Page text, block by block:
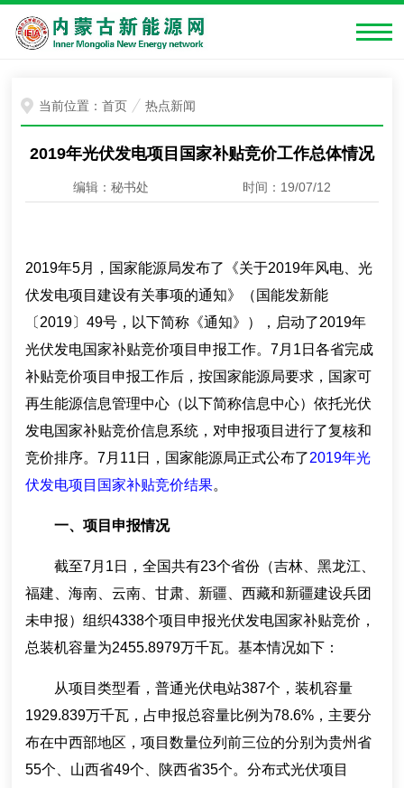
当前位置：首页 热点新闻
2019年光伏发电项目国家补贴竞价工作总体情况
编辑：秘书处 时间：19/07/12
2019年5月，国家能源局发布了《关于2019年风电、光
伏发电项目建设有关事项的通知》（国能发新能
〔2019〕49号，以下简称《通知》），启动了2019年
光伏发电国家补贴竞价项目申报工作。7月1日各省完成
补贴竞价项目申报工作后，按国家能源局要求，国家可
再生能源信息管理中心（以下简称信息中心）依托光伏
发电国家补贴竞价信息系统，对申报项目进行了复核和
竞价排序。7月11日，国家能源局正式公布了2019年光
伏发电项目国家补贴竞价结果。
一、项目申报情况
截至7月1日，全国共有23个省份（吉林、黑龙江、
福建、海南、云南、甘肃、新疆、西藏和新疆建设兵团
未申报）组织4338个项目申报光伏发电国家补贴竞价，
总装机容量为2455.8979万千瓦。基本情况如下：
从项目类型看，普通光伏电站387个，装机容量
1929.839万千瓦，占申报总容量比例为78.6%，主要分
布在中西部地区，项目数量位列前三位的分别为贵州省
55个、山西省49个、陕西省35个。分布式光伏项目